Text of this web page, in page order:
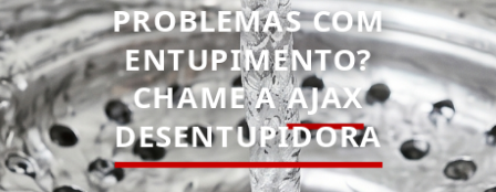
PROBLEMAS COM
ENTUPIMENTO?
CHAME AAJAX
DESENTUPIDORA